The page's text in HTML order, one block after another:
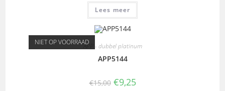
Lees meer
NIET OP VOORRAADAPP - dubbel platinum
APP5144
€15,00 €9,25